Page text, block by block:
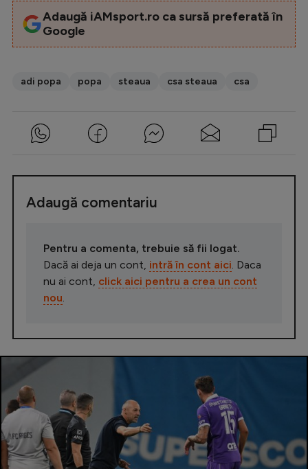
Adaugă iAMsport.ro ca sursă preferată în
Google
adi popa popa steaua csa steaua csa
Adaugă comentariu
Pentru a comenta, trebuie să fii logat.
Dacă ai deja un cont, intră în cont aici . Daca
nu ai cont, click aici pentru a crea un cont
nou